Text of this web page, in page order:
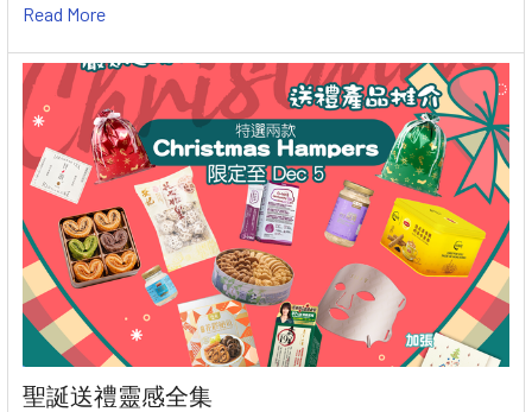
Read More
聖誕送禮靈感全集